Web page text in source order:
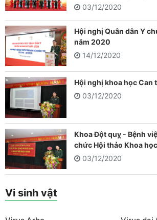
03/12/2020
Hội nghị Quân dân Y
năm 2020
14/12/2020
Hội nghị khoa học Can
03/12/2020
Khoa Đột quỵ - Bệnh
chức Hội thảo Khoa học
03/12/2020
Vi sinh vật